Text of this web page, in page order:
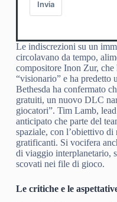
Invia
Le indiscrezioni su un
circolavano da tempo,
compositore Inon Zur,
“visionario” e ha predetto
Bethesda ha confermato
gratuiti, un nuovo DLC
giocatori”. Tim Lamb,
anticipato che parte del
spaziale, con l’obiettivo
gratificanti. Si vocifera
di viaggio interplanetario,
scovati nei file di gioco.
Le critiche e le